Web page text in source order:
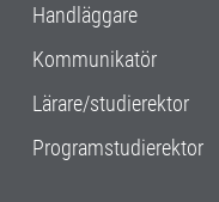
Handläggare
Kommunikatör
Lärare/studierektor
Programstudierektor